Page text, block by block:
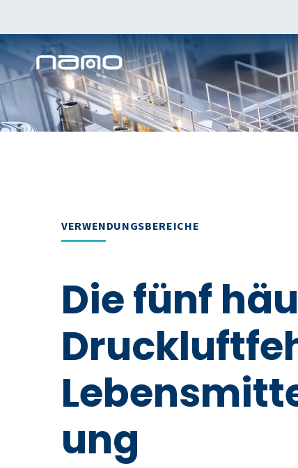
VERWENDUNGSBEREICHE
Die fünf
ung